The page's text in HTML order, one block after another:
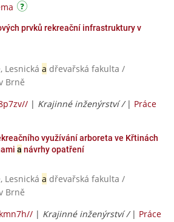
prvků rekreační infrastruktury v
Lesnická a dřevařská fakulta /
Brně
| Krajinné inženýrství / | Práce
využívání arboreta ve Křtinách
a návrhy opatření
Lesnická a dřevařská fakulta /
Brně
| Krajinné inženýrství / | Práce